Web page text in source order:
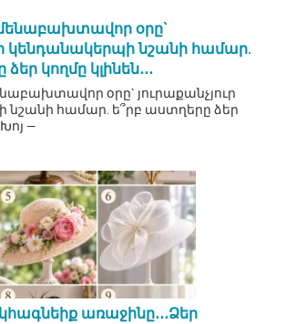
օրը`
կենդանակերպի նշանի համար.
կողմը կլինեն․․․
օրը` յուրաքանչյուր
նշանի համար. ե՞րբ աստղերը ձեր
Խոյ —
առաջինը․․․Ձեր